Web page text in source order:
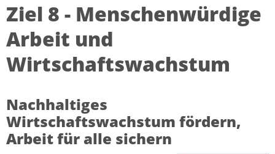
Ziel 8 - Menschenwürdige
Arbeit und
Wirtschaftswachstum
Nachhaltiges
Wirtschaftswachstum fördern,
Arbeit für alle sichern